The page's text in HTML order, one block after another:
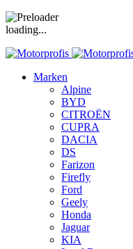
loading...
Marken
Alpine
BYD
CITROËN
CUPRA
DACIA
DS
Farizon
Firefly
Ford
Geely
Honda
Jaguar
KIA